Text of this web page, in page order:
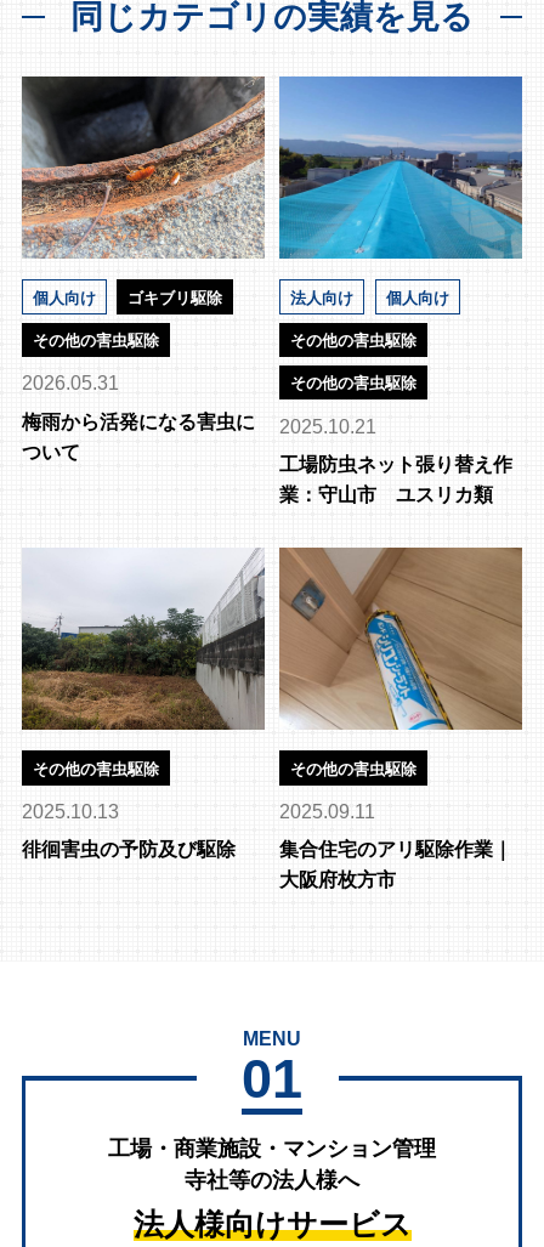
同じカテゴリの実績を見る
個人向け ゴキブリ駆除
その他の害虫駆除
2026.05.31
梅雨から活発になる害虫に
ついて
法人向け 個人向け
その他の害虫駆除
その他の害虫駆除
2025.10.21
工場防虫ネット張り替え作
業：守山市 ユスリカ類
その他の害虫駆除
2025.10.13
徘徊害虫の予防及び駆除
その他の害虫駆除
2025.09.11
集合住宅のアリ駆除作業｜
大阪府枚方市
MENU
01
工場・商業施設・マンション管理
寺社等の法人様へ
法人様向けサービス